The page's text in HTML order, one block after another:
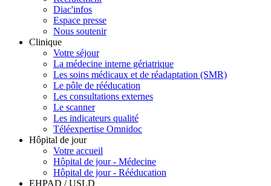
Diac'infos
Espace presse
Nous soutenir
Clinique
Votre séjour
La médecine interne gériatrique
Les soins médicaux et de réadaptation (SMR)
Le pôle de rééducation
Les consultations externes
Le scanner
Les indicateurs qualité
Téléexpertise Omnidoc
Hôpital de jour
Votre accueil
Hôpital de jour - Médecine
Hôpital de jour - Rééducation
EHPAD / USLD